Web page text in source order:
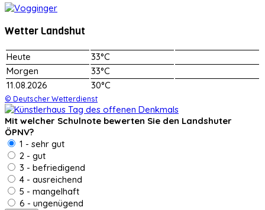
Wetter Landshut
Heute
33°C
Morgen
33°C
11.08.2026
30°C
© Deutscher Wetterdienst
Mit welcher Schulnote bewerten Sie den Landshuter
ÖPNV?
1 - sehr gut
2 - gut
3 - befriedigend
4 - ausreichend
5 - mangelhaft
6 - ungenügend